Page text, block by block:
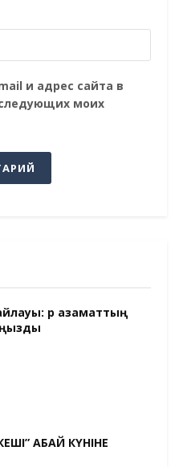
и адрес сайта в
моих
әр азаматтың
АБАЙ КҮНІНЕ